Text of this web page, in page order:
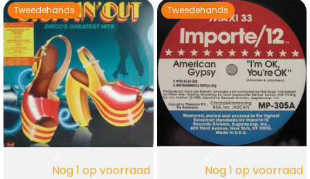
Tweedehands
Nog 1 op voorraad
Tweedehands
Nog 1 op voorraad